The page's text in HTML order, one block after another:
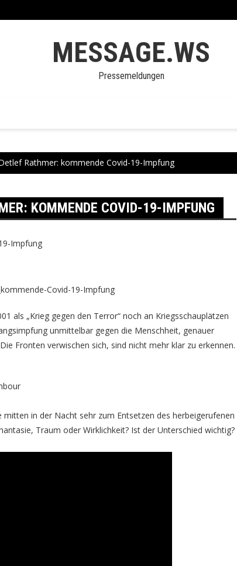
MESSAGE.WS
Pressemeldungen
Rathmer: kommende Covid-19-Impfung
KOMMENDE COVID-19-IMPFUNG
Covid-19-Impfung
als „Krieg gegen den Terror“ noch an Kriegsschauplätzen
unmittelbar gegen die Menschheit, genauer
Fronten verwischen sich, sind nicht mehr klar zu erkennen.
in der Nacht sehr zum Entsetzen des herbeigerufenen
Traum oder Wirklichkeit? Ist der Unterschied wichtig?